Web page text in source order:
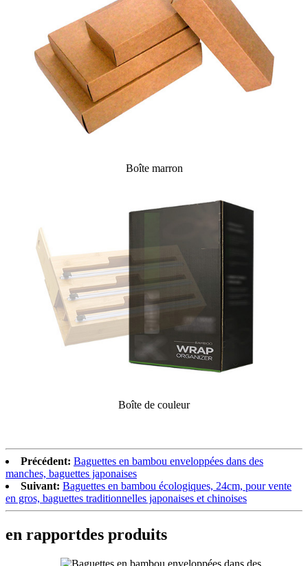
Boîte marron
Boîte de couleur
Précédent: Baguettes en bambou enveloppées dans des
manches, baguettes japonaises
Suivant: Baguettes en bambou écologiques, 24cm, pour vente
en gros, baguettes traditionnelles japonaises et chinoises
en rapportdes produits